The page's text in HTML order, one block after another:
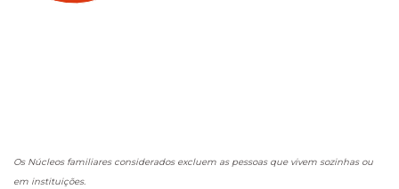
Os Núcleos familiares considerados excluem as pessoas que vivem sozinhas ou
em instituições.